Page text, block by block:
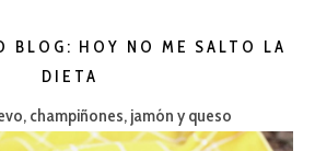
BLOG: HOY NO ME SALTO LA
DIETA
champiñones, jamón y queso